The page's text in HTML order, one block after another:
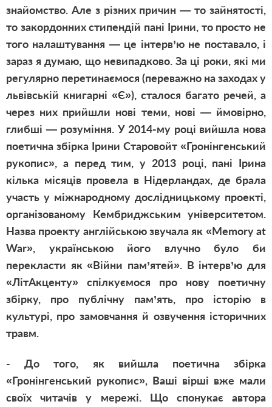
знайомство. Але з різних причин — то зайнятості,
то закордонних стипендій пані Ірини, то просто не
того налаштування — це інтерв’ю не поставало, і
зараз я думаю, що невипадково. За ці роки, які ми
регулярно перетинаємося (переважно на заходах у
львівській книгарні «Є»), сталося багато речей, а
через них прийшли нові теми, нові — ймовірно,
глибші — розуміння. У 2014-му році вийшла нова
поетична збірка Ірини Старовойт «Гронінгенський
рукопис», а перед тим, у 2013 році, пані Ірина
кілька місяців провела в Нідерландах, де брала
участь у міжнародному дослідницькому проекті,
організованому Кембриджським університетом.
Назва проекту англійською звучала як «Memory at
War», українською його влучно було би
перекласти як «Війни пам’ятей». В інтерв’ю для
«ЛітАкценту» спілкуємося про нову поетичну
збірку, про публічну пам’ять, про історію в
культурі, про замовчання й озвучення історичних
травм.
- До того, як вийшла поетична збірка
«Гронінгенський рукопис», Ваші вірші вже мали
своїх читачів у мережі. Що спонукає автора